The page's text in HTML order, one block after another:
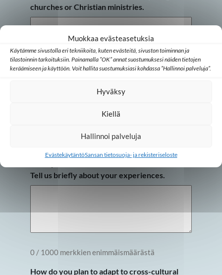
Muokkaa evästeasetuksia
Käytämme sivustolla eri tekniikoita, kuten evästeitä, sivuston toiminnan ja
tilastoinnin tarkoituksiin. Painamalla ”OK” annat suostumuksesi näiden tietojen
keräämiseen ja käyttöön. Voit hallita suostumuksiasi kohdassa ”Hallinnoi palveluja”.
Hyväksy
Kiellä
Hallinnoi palveluja
EvästekäytäntöSansan tietosuoja- ja rekisteriseloste
churches or Christian ministries.
6. Cultural adaptability and
interpersonal skills
Tell us briefly about your experiences.
0 / 1000 merkkien enimmäismäärästä
How do you plan to adapt to cross-cultural